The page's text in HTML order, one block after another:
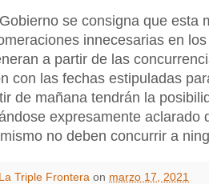
se consigna que esta
innecesarias en
a partir de las
con las fechas estipuladas
de mañana tendrán la
expresamente aclarado
no deben concurrir a
La Triple Frontera on marzo 17, 2021